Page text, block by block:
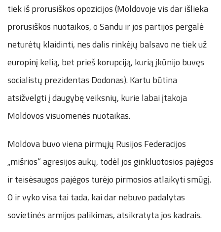
tiek iš prorusiškos opozicijos (Moldovoje vis dar išlieka
prorusiškos nuotaikos, o Sandu ir jos partijos pergalė
neturėtų klaidinti, nes dalis rinkėjų balsavo ne tiek už
europinį kelią, bet prieš korupciją, kurią įkūnijo buvęs
socialistų prezidentas Dodonas). Kartu būtina
atsižvelgti į daugybę veiksnių, kurie labai įtakoja
Moldovos visuomenės nuotaikas.
Moldova buvo viena pirmųjų Rusijos Federacijos
„mišrios“ agresijos aukų, todėl jos ginkluotosios pajėgos
ir teisėsaugos pajėgos turėjo pirmosios atlaikyti smūgį.
O ir vyko visa tai tada, kai dar nebuvo padalytas
sovietinės armijos palikimas, atsikratyta jos kadrais.